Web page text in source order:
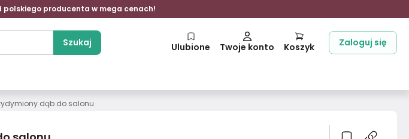
polskiego producenta w mega cenach!
Szukaj Ulubione Twoje konto Koszyk Zaloguj się
dąb do salonu